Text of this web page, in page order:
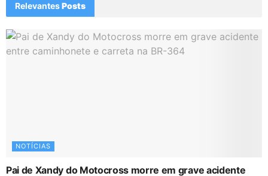
RelevantesPosts
NOTÍCIAS
Pai de Xandy do Motocross morre em grave acidente